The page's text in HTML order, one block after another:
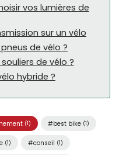
vos lumières de
sur un vélo
de vélo ?
de vélo ?
hybride ?
(1) #best bike (1)
(1) #conseil (1)